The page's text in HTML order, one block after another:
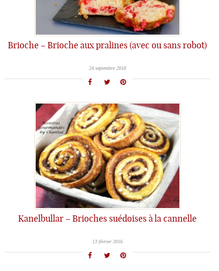
Brioche – Brioche aux pralines (avec ou sans robot)
24 septembre 2018
Kanelbullar – Brioches suédoises à la cannelle
13 février 2016